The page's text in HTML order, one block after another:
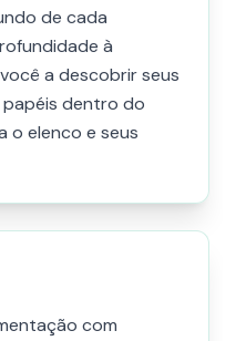
de cada
à
a descobrir seus
dentro do
o elenco e seus
com